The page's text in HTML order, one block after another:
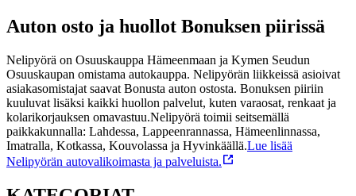
Auton osto ja huollot Bonuksen piirissä
Nelipyörä on Osuuskauppa Hämeenmaan ja Kymen Seudun
Osuuskaupan omistama autokauppa. Nelipyörän liikkeissä asioivat
asiakasomistajat saavat Bonusta auton ostosta. Bonuksen piiriin
kuuluvat lisäksi kaikki huollon palvelut, kuten varaosat, renkaat ja
kolarikorjauksen omavastuu.Nelipyörä toimii seitsemällä
paikkakunnalla: Lahdessa, Lappeenrannassa, Hämeenlinnassa,
Imatralla, Kotkassa, Kouvolassa ja Hyvinkäällä.Lue lisää
Nelipyörän autovalikoimasta ja palveluista.